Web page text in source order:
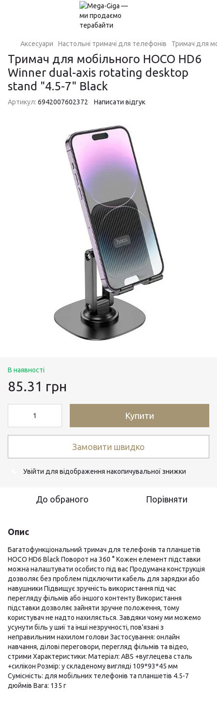
Аксесуари Настольні тримачі для телефонів Тримач для
Тримач для мобільного HOCO HD6
Winner dual-axis rotating desktop
stand "4.5-7" Black
Артикул: 6942007602372 Написати відгук
В наявності
85.31 грн
Купити
Замовити швидко
Увійти для відображення накопичувальної знижки
До обраного Порівняти
Опис
Багатофункціональний тримач для телефонів та планшетів
HOCO HD6 Black Поворот на 360 ° Кожен елемент підставки
можна налаштувати особисто під вас Продумана конструкція
дозволяє без проблем підключити кабель для зарядки або
навушники Підвищує зручність використання під час
перегляду фільмів або іншого контенту Використання
підставки дозволяє зайняти зручне положення, тому
користувач не надто нахиляється. Завдяки чому ми можемо
усунути біль у шиї та інші незручності, пов'язані з
неправильним нахилом голови Застосування: онлайн
навчання, ділові переговори, перегляд фільмів та відео,
стрими Характеристики: Матеріал: ABS +вуглецева сталь
+силікон Розмір: у складеному вигляді 109*93*45 мм
Сумісність: для мобільних телефонів та планшетів 4.5-7
дюймів Вага: 135 г